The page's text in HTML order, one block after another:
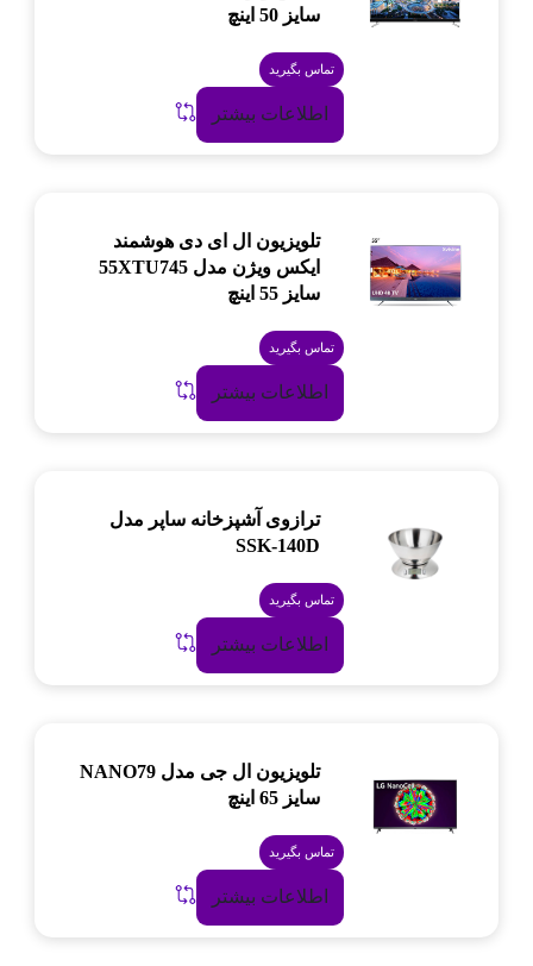
سایز 50 اینچ
تماس بگیرید
اطلاعات بیشتر
تلویزیون ال ای دی هوشمند
ایکس ویژن مدل 55XTU745
سایز 55 اینچ
تماس بگیرید
اطلاعات بیشتر
ترازوی آشپزخانه ساپر مدل
SSK-140D
تماس بگیرید
اطلاعات بیشتر
تلویزیون ال جی مدل NANO79
سایز 65 اینچ
تماس بگیرید
اطلاعات بیشتر